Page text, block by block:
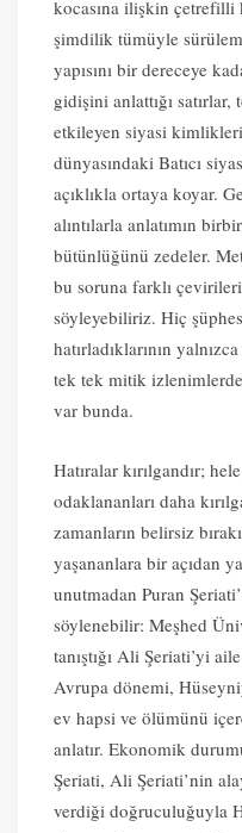
kocasına ilişkin çetrefilli
şimdilik tümüyle
yapısını bir dereceye
gidişini anlattığı
etkileyen siyasi
dünyasındaki Batıcı
açıklıkla ortaya koyar.
alıntılarla anlatımın
bütünlüğünü zedeler.
bu soruna farklı
söyleyebiliriz. Hiç
hatırladıklarının
tek tek mitik
var bunda.
Hatıralar kırılgandır;
odaklananları daha
zamanların belirsiz
yaşananlara bir açıdan
unutmadan Puran
söylenebilir: Meşhed
tanıştığı Ali Şeriati’yi
Avrupa dönemi,
ev hapsi ve ölümünü
anlatır. Ekonomik
Şeriati, Ali Şeriati’nin
verdiği doğruculuğuyla